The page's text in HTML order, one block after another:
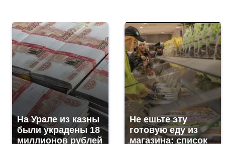
На Урале из казны
были украдены 18
миллионов рублей
Не ешьте эту
готовую еду из
магазина: список